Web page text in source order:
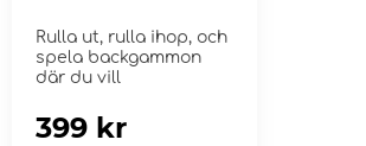
Rulla ut, rulla ihop, och
spela backgammon
där du vill
399 kr